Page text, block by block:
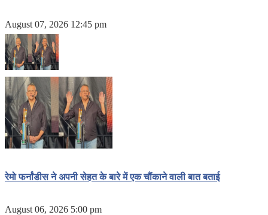
August 07, 2026 12:45 pm
रेमो फर्नांडीस ने अपनी सेहत के बारे में एक चौंकाने वाली बात बताई
August 06, 2026 5:00 pm